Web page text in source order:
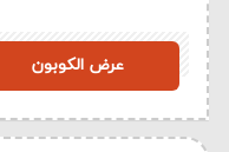
عرض الكوبون